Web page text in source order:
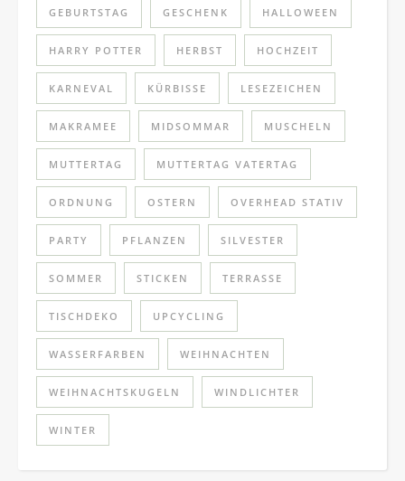
GEBURTSTAG GESCHENK HALLOWEEN
HARRY POTTER HERBST HOCHZEIT
KARNEVAL KÜRBISSE LESEZEICHEN
MAKRAMEE MIDSOMMAR MUSCHELN
MUTTERTAG MUTTERTAG VATERTAG
ORDNUNG OSTERN OVERHEAD STATIV
PARTY PFLANZEN SILVESTER
SOMMER STICKEN TERRASSE
TISCHDEKO UPCYCLING
WASSERFARBEN WEIHNACHTEN
WEIHNACHTSKUGELN WINDLICHTER
WINTER